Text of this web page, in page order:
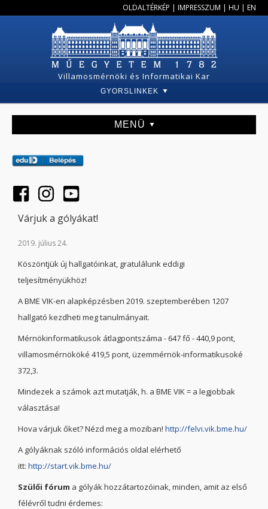
OLDALTÉRKÉP | IMPRESSZUM | HU | EN
Villamosmérnöki és Informatikai Kar
GYORSLINKEK
MENÜ
Várjuk a gólyákat!
2019. július 24.
Köszöntjük új hallgatóinkat, gratulálunk eddigi
teljesítményükhöz!
A BME VIK-en alapképzésben 2019. szeptemberében 1207
hallgató kezdheti meg tanulmányait.
Mérnökinformatikusok átlagpontszáma - 647 fő - 440,9 pont,
villamosmérnököké 419,5 pont, üzemmérnök-informatikusoké
372,3.
Mindezek a számok azt mutatják, h. a BME VIK = a legjobbak
választása!
Hova várjuk őket? Nézd meg a moziban! http://felvi.vik.bme.hu/
A gólyáknak szóló információs oldal elérhető
itt: http://start.vik.bme.hu/
Szülői fórum a gólyák hozzátartozóinak, minden, amit az első
félévről tudni érdemes: